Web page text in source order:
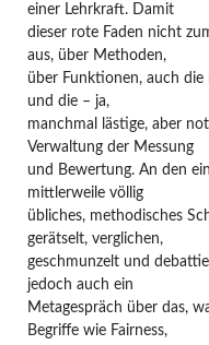
einer Lehrkraft. Damit
dieser rote Faden nicht
aus, über Methoden,
über Funktionen, auch
und die – ja,
manchmal lästige, aber
Verwaltung der Messung
und Bewertung. An den
mittlerweile völlig
übliches, methodisches
gerätselt, verglichen,
geschmunzelt und
jedoch auch ein
Metagespräch über das,
Begriffe wie Fairness,